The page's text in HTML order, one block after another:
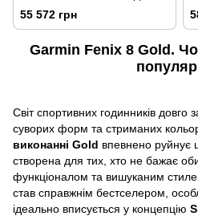
золотистий із силіконовим
ремінцем кольору туманний
55 572 грн
Garmin Fenix 8 Gold.
Світ спортивних годинників довго
суворих форм та стриманих
виконанні Gold впевнено руйнує
створена для тих, хто не бажає
функціоналом та вишуканим
став справжнім бестселером,
ідеально вписується у концепцію